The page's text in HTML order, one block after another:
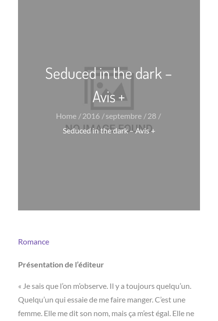
Seduced in the dark –
Avis +
Home 2016 septembre
28
Seduced in the dark – Avis +
Romance
Présentation de l’éditeur
« Je sais que l’on m’observe. Il y a toujours quelqu’un.
Quelqu’un qui essaie de me faire manger. C’est une
femme. Elle me dit son nom, mais ça m’est égal. Elle ne